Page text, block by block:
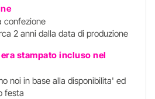
confezione
2 anni dalla data di produzione
stampato incluso nel
noi in base alla disponibilita' ed
festa